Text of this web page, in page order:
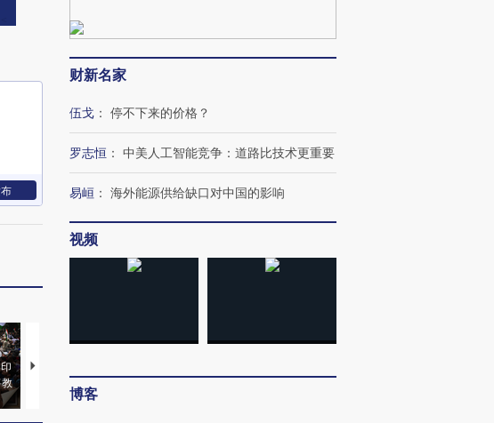
视线｜“入侵”还是“人道危
机”？难民潮撕裂西班牙
飞地休达
财新名家
伍戈 ： 停不下来的价格？
罗志恒 ： 中美人工智能竞争：道路比技术更重要
易峘 ： 海外能源供给缺口对中国的影响
视频
博客